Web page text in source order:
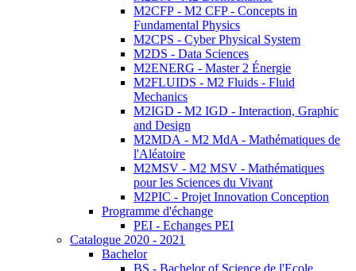
M2CFP - M2 CFP - Concepts in
Fundamental Physics
M2CPS - Cyber Physical System
M2DS - Data Sciences
M2ENERG - Master 2 Énergie
M2FLUIDS - M2 Fluids - Fluid
Mechanics
M2IGD - M2 IGD - Interaction, Graphic
and Design
M2MDA - M2 MdA - Mathématiques de
l'Aléatoire
M2MSV - M2 MSV - Mathématiques
pour les Sciences du Vivant
M2PIC - Projet Innovation Conception
Programme d'échange
PEI - Echanges PEI
Catalogue 2020 - 2021
Bachelor
BS - Bachelor of Science de l'Ecole